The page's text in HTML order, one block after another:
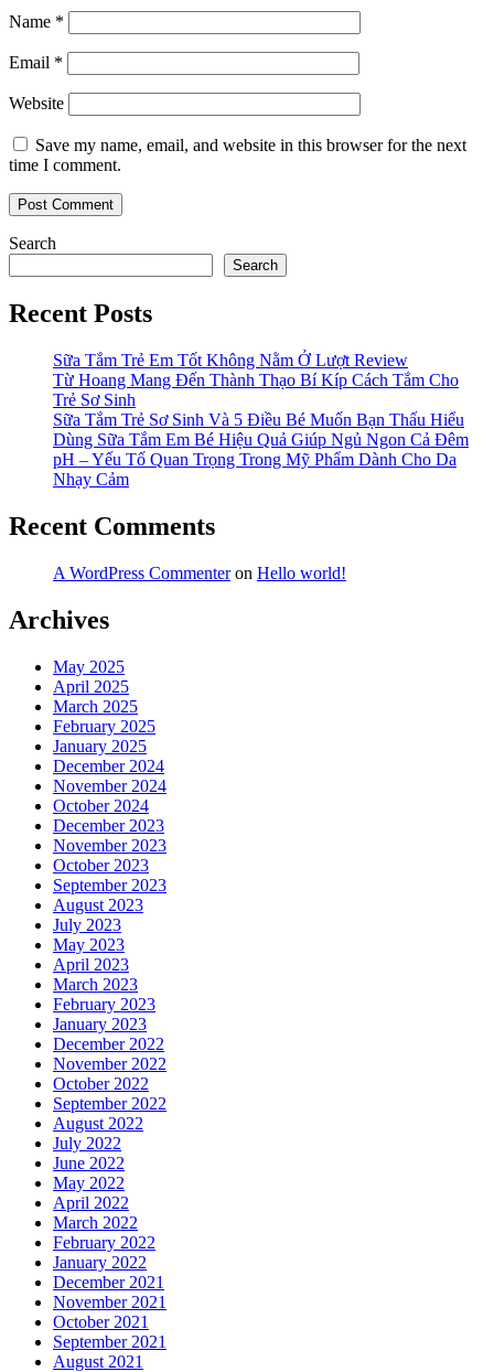
Name *
Email *
Website
Save my name, email, and website in this browser for the next
time I comment.
Search
Search
Recent Posts
Sữa Tắm Trẻ Em Tốt Không Nằm Ở Lượt Review
Từ Hoang Mang Đến Thành Thạo Bí Kíp Cách Tắm Cho
Trẻ Sơ Sinh
Sữa Tắm Trẻ Sơ Sinh Và 5 Điều Bé Muốn Bạn Thấu Hiểu
Dùng Sữa Tắm Em Bé Hiệu Quả Giúp Ngủ Ngon Cả Đêm
pH – Yếu Tố Quan Trọng Trong Mỹ Phẩm Dành Cho Da
Nhạy Cảm
Recent Comments
A WordPress Commenteron Hello world!
Archives
May 2025
April 2025
March 2025
February 2025
January 2025
December 2024
November 2024
October 2024
December 2023
November 2023
October 2023
September 2023
August 2023
July 2023
May 2023
April 2023
March 2023
February 2023
January 2023
December 2022
November 2022
October 2022
September 2022
August 2022
July 2022
June 2022
May 2022
April 2022
March 2022
February 2022
January 2022
December 2021
November 2021
October 2021
September 2021
August 2021